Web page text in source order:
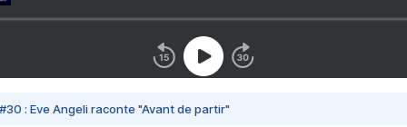
#30 : Eve Angeli raconte "Avant de partir"